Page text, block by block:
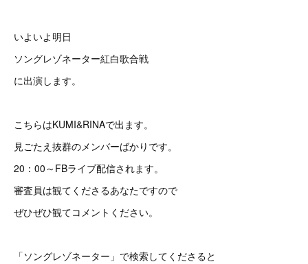
いよいよ明日
ソングレゾネーター紅白歌合戦
に出演します。
こちらはKUMI&RINAで出ます。
見ごたえ抜群のメンバーばかりです。
20：00～FBライブ配信されます。
審査員は観てくださるあなたですので
ぜひぜひ観てコメントください。
「ソングレゾネーター」で検索してくださると